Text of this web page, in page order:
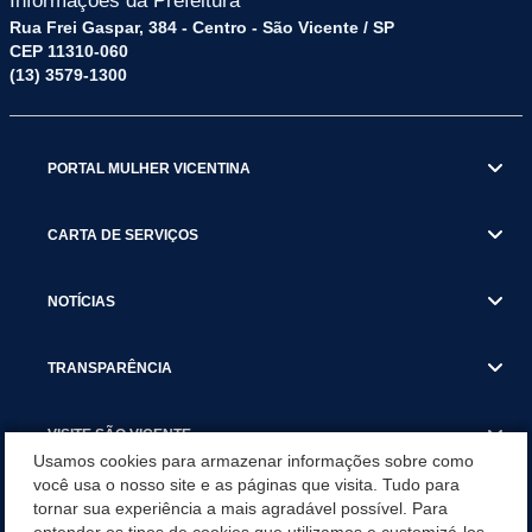
Rua Frei Gaspar, 384 - Centro - São Vicente / SP
CEP 11310-060
(13) 3579-1300
PORTAL MULHER VICENTINA
CARTA DE SERVIÇOS
NOTÍCIAS
TRANSPARÊNCIA
VISITE SÃO VICENTE
Usamos cookies para armazenar informações sobre como
você usa o nosso site e as páginas que visita. Tudo para
tornar sua experiência a mais agradável possível. Para